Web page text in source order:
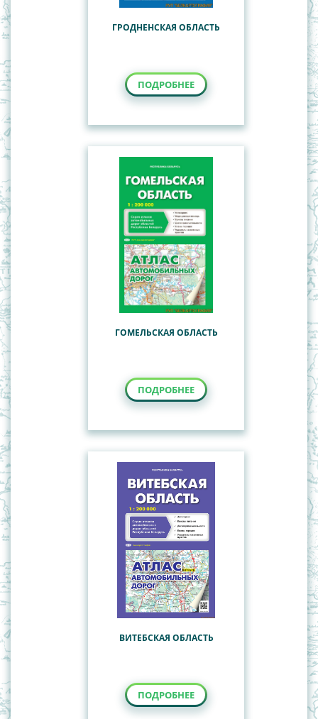
ГРОДНЕНСКАЯ ОБЛАСТЬ
ПОДРОБНЕЕ
ГОМЕЛЬСКАЯ ОБЛАСТЬ
ПОДРОБНЕЕ
ВИТЕБСКАЯ ОБЛАСТЬ
ПОДРОБНЕЕ